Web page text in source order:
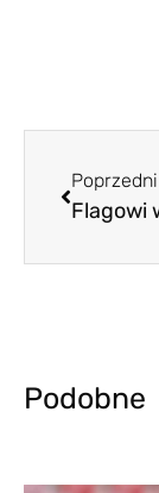
Poprzedni
Podobne